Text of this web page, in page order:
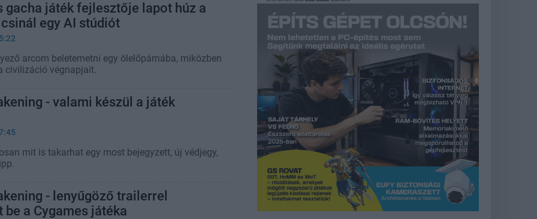
gacha játék fejlesztője lapot húz a
egy AI stúdiót
arcom beletemetni egy ölelőpárnába, miközben
civilizáció végnapjait.
- valami készül a játék
mit is takarhat egy most bejegyzett, új védjegy,
- lenyűgöző trailerrel
a Cygames játéka